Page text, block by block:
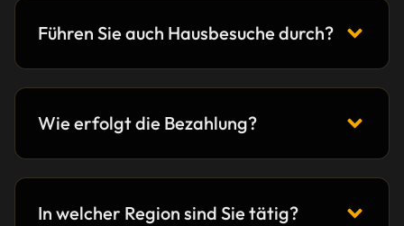
Führen Sie auch Hausbesuche durch?
Wie erfolgt die Bezahlung?
In welcher Region sind Sie tätig?